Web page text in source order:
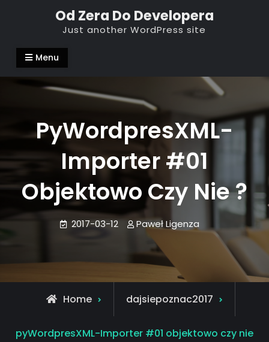
Od Zera Do Developera
Just another WordPress site
Menu
PyWordpresXML-
Importer #01
Objektowo Czy Nie ?
2017-03-12 Paweł Ligenza
Home dajsiepoznac2017
pyWordpresXML-Importer #01 objektowo czy nie